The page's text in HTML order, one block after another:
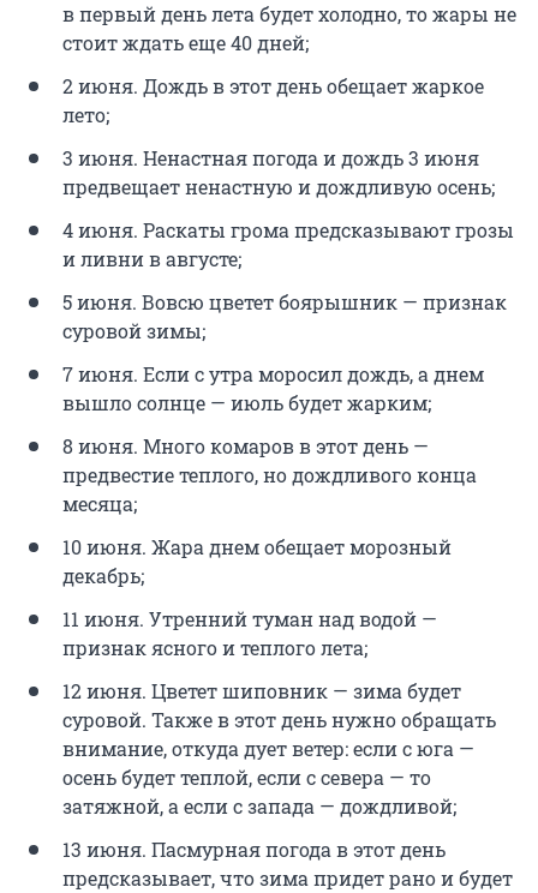
в первый день лета будет холодно, то жары не
стоит ждать еще 40 дней;
2 июня. Дождь в этот день обещает жаркое
лето;
3 июня. Ненастная погода и дождь 3 июня
предвещает ненастную и дождливую осень;
4 июня. Раскаты грома предсказывают грозы
и ливни в августе;
5 июня. Вовсю цветет боярышник — признак
суровой зимы;
7 июня. Если с утра моросил дождь, а днем
вышло солнце — июль будет жарким;
8 июня. Много комаров в этот день —
предвестие теплого, но дождливого конца
месяца;
10 июня. Жара днем обещает морозный
декабрь;
11 июня. Утренний туман над водой —
признак ясного и теплого лета;
12 июня. Цветет шиповник — зима будет
суровой. Также в этот день нужно обращать
внимание, откуда дует ветер: если с юга —
осень будет теплой, если с севера — то
затяжной, а если с запада — дождливой;
13 июня. Пасмурная погода в этот день
предсказывает, что зима придет рано и будет